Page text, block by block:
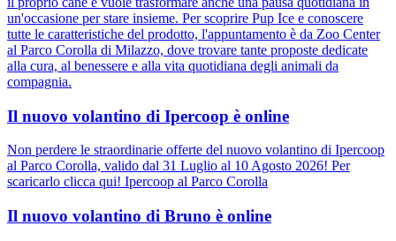
un'occasione per stare insieme. Per scoprire Pup Ice e conoscere
tutte le caratteristiche del prodotto, l'appuntamento è da Zoo Center
al Parco Corolla di Milazzo, dove trovare tante proposte dedicate
alla cura, al benessere e alla vita quotidiana degli animali da
compagnia.
Il nuovo volantino di Ipercoop è online
Non perdere le straordinarie offerte del nuovo volantino di Ipercoop
al Parco Corolla, valido dal 31 Luglio al 10 Agosto 2026! Per
scaricarlo clicca qui! Ipercoop al Parco Corolla
Il nuovo volantino di Bruno è online